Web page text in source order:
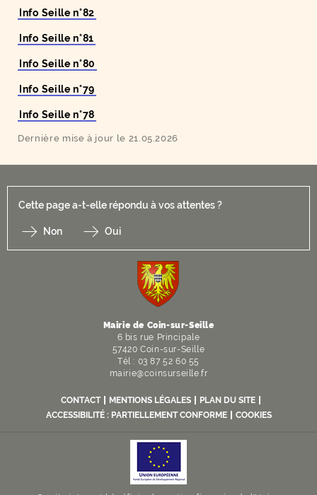
Info Seille n°82
Info Seille n°81
Info Seille n°80
Info Seille n°79
Info Seille n°78
Dernière mise à jour le 21.05.2026
Cette page a-t-elle répondu à vos attentes ?
Non Oui
Mairie de Coin-sur-Seille
6 bis rue Principale
57420 Coin-sur-Seille
Tél : 03 87 52 60 55
mairie@coinsurseille.fr
CONTACT MENTIONS LÉGALES
PLAN DU SITE
ACCESSIBILITÉ : PARTIELLEMENT CONFORME
COOKIES